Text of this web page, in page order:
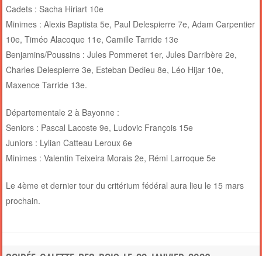
Cadets : Sacha Hiriart 10e
Minimes : Alexis Baptista 5e, Paul Delespierre 7e, Adam Carpentier
10e, Timéo Alacoque 11e, Camille Tarride 13e
Benjamins/Poussins : Jules Pommeret 1er, Jules Darribère 2e,
Charles Delespierre 3e, Esteban Dedieu 8e, Léo Hijar 10e,
Maxence Tarride 13e.
Départementale 2 à Bayonne :
Seniors : Pascal Lacoste 9e, Ludovic François 15e
Juniors : Lylian Catteau Leroux 6e
Minimes : Valentin Teixeira Morais 2e, Rémi Larroque 5e
Le 4ème et dernier tour du critérium fédéral aura lieu le 15 mars
prochain.